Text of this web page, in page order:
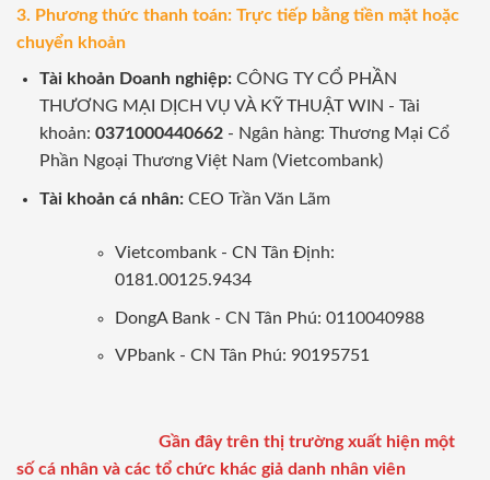
3. Phương thức thanh toán: Trực tiếp bằng tiền mặt hoặc
chuyển khoản
Tài khoản Doanh nghiệp:CÔNG TY CỔ PHẦN
THƯƠNG MẠI DỊCH VỤ VÀ KỸ THUẬT WIN - Tài
khoản: 0371000440662- Ngân hàng: Thương Mại Cổ
Phần Ngoại Thương Việt Nam (Vietcombank)
Tài khoản cá nhân: CEO Trần Văn Lãm
Vietcombank - CN Tân Định:
0181.00125.9434
DongA Bank - CN Tân Phú: 0110040988
VPbank - CN Tân Phú: 90195751
Gần đây trên thị trường xuất hiện một
số cá nhân và các tổ chức khác giả danh nhân viên